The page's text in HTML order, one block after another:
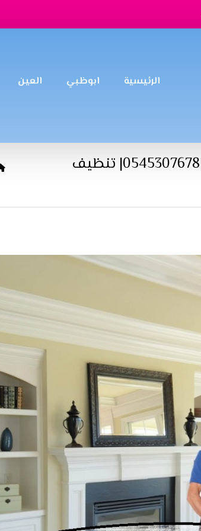
الرئيسية ابوظبي العين
شركة تنظيف كنب في راس الخيمة |0545307678| تنظيف